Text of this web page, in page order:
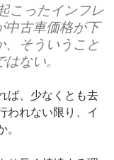
こったインフレ
中古車価格が下
、そういうこと
ない。
ば、少なくとも去
われない限り、イ